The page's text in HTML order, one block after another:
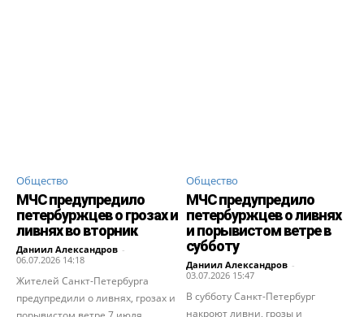
Общество
МЧС предупредило
петербуржцев о грозах и
ливнях во вторник
Даниил Александров -
06.07.2026 14:18
Жителей Санкт-Петербурга
предупредили о ливнях, грозах и
Общество
МЧС предупредило
петербуржцев о ливнях
и порывистом ветре в
субботу
Даниил Александров -
03.07.2026 15:47
В субботу Санкт-Петербург
накроют ливни, грозы и